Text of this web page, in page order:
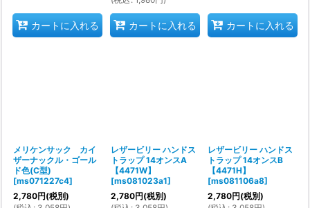
カートに入れる カートに入れる カートに入れる
メリケンサック カイ
ザーナックル・ゴール
ド色(C型)
[ms071227c4]
2,780円(税別)
レザービリー ハンドス
トラップ 14オンスA
【4471W】
[ms081023a1]
2,780円(税別)
レザービリー ハンドス
トラップ 14オンスB
【4471H】
[ms081106a8]
2,780円(税別)